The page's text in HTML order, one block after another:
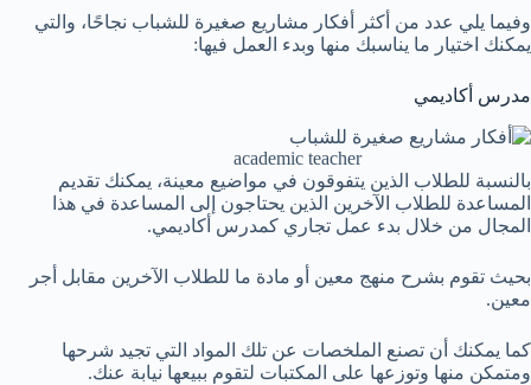
وفيما يلي عدد من أكثر أفكار مشاريع صغيرة للشباب نجاحًا، والتي
يمكنك اختيار ما يناسبك منها وبدء العمل فيها:
مدرس أكاديمي
academic teacher
بالنسبة للطلاب الذين يتفوقون في مواضيع معينة، يمكنك تقديم
المساعدة للطلاب الآخرين الذين يحتاجون إلى المساعدة في هذا
المجال من خلال بدء عمل تجاري كمدرس أكاديمي.
بحيث تقوم بشرح منهج معين أو مادة ما للطلاب الآخرين مقابل أجر
معين.
كما يمكنك أن تصنع الملخصات عن تلك المواد التي تجيد شرحها
ومتمكن منها وتوزعها على المكتبات لتقوم ببيعها نيابة عنك.